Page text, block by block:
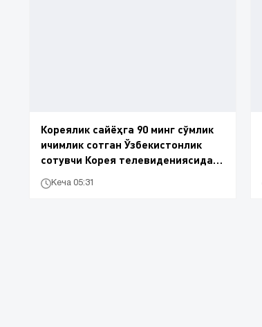
Кореялик сайёҳга 90 минг сўмлик
ичимлик сотган Ўзбекистонлик
сотувчи Корея телевидениясида
Кеча 05:31